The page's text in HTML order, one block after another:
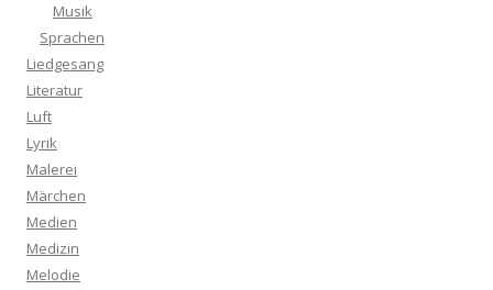
Musik
Sprachen
Liedgesang
Literatur
Luft
Lyrik
Malerei
Märchen
Medien
Medizin
Melodie